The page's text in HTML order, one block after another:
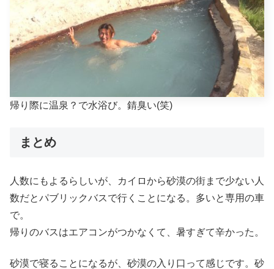
帰り際に温泉？で水浴び。錆臭い(笑)
まとめ
人数にもよるらしいが、カイロから砂漠の街まで少ない人
数だとパブリックバスで行くことになる。多いと専用の車
で。
帰りのバスはエアコンがつかなくて、暑すぎて辛かった。
砂漠で寝ることになるが、砂漠の入り口って感じです。砂